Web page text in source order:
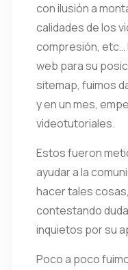
con ilusión a
calidades de los
compresión, etc…
web para su
sitemap, fuimos
y en un mes,
videotutoriales.
Estos fueron
ayudar a la
hacer tales
contestando
inquietos por su
Poco a poco